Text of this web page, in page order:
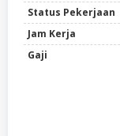
Status Pekerjaan
Jam Kerja
Gaji